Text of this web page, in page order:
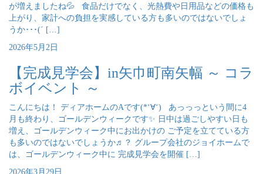
が増えましたね💦 食品だけでなく、光熱費や日用品などの価格も
上がり、家計への負担を実感している方も多いのではないでしょ
うか･･･(´ […]
2026年5月2日
【完成見学会】in矢巾町南矢幅 ～ コラ
ボイベント ～
こんにちは！ ディアホームのAです(*‘∀‘) あっっっという間に4
月も終わり、ゴールデンウィークです✨ 日中は過ごしやすい日も
増え、ゴールデンウィーク中にお出かけの ご予定を立てている方
も多いのではないでしょうか♬？ グループ会社のジョイホームで
は、ゴールデンウィーク中に 完成見学会を開催 […]
2026年3月29日